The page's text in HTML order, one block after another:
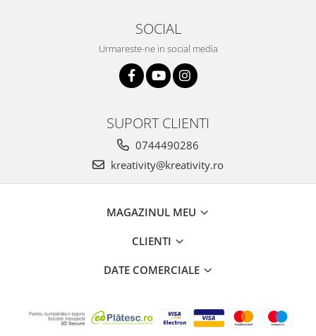
Terapie de integrare senzorială
SOCIAL
Urmareste-ne in social media
SUPORT CLIENTI
0744490286
kreativity@kreativity.ro
MAGAZINUL MEU
CLIENTI
DATE COMERCIALE